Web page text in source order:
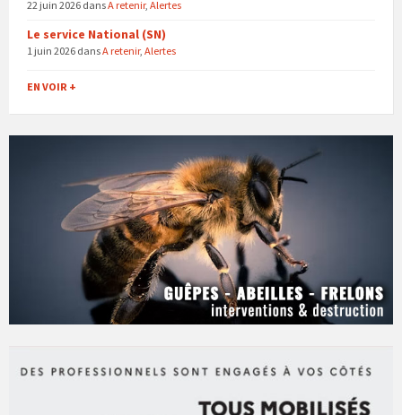
22 juin 2026 dansA retenir, Alertes
Le service National (SN)
1 juin 2026 dansA retenir, Alertes
EN VOIR +